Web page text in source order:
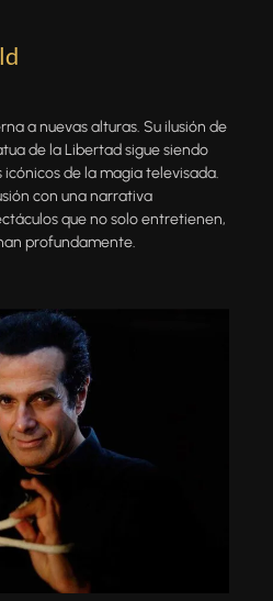
a nuevas alturas. Su ilusión de
de la Libertad sigue siendo
de la magia televisada.
con una narrativa
que no solo entretienen,
profundamente.